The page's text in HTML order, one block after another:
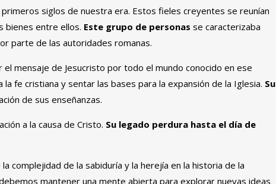
siglos de nuestra era. Estos fieles creyentes se reunían
bienes entre ellos. Este grupo de personas se caracterizaba
parte de las autoridades romanas.
mensaje de Jesucristo por todo el mundo conocido en ese
fe cristiana y sentar las bases para la expansión de la Iglesia. Su
de sus enseñanzas.
a la causa de Cristo. Su legado perdura hasta el día de
complejidad de la sabiduría y la herejía en la historia de la
mantener una mente abierta para explorar nuevas ideas